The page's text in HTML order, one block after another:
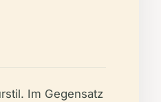
Im Gegensatz